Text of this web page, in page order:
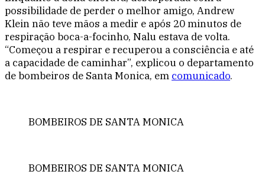
possibilidade de perder o melhor amigo, Andrew
Klein não teve mãos a medir e após 20 minutos de
respiração boca-a-focinho, Nalu estava de volta.
“Começou a respirar e recuperou a consciência e até
a capacidade de caminhar”, explicou o departamento
de bombeiros de Santa Monica, em comunicado.
BOMBEIROS DE SANTA MONICA
BOMBEIROS DE SANTA MONICA